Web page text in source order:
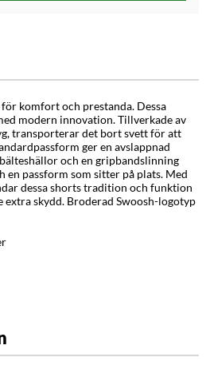
komfort och prestanda. Dessa
modern innovation. Tillverkade av
transporterar det bort svett för att
ger en avslappnad
och en gripbandslinning
en passform som sitter på plats. Med
dessa shorts tradition och funktion
extra skydd. Broderad Swoosh-logotyp